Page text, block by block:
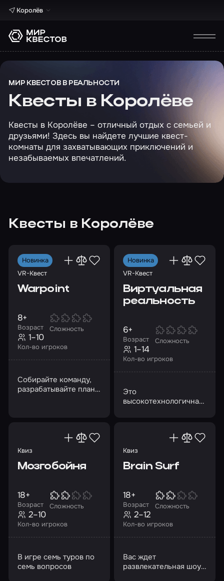
Королёв
МИР КВЕСТОВ В РЕАЛЬНОСТИ
Квесты в Королёве
Квесты в Королёве – отличный отдых с семьей и
друзьями! Здесь вы найдете лучшие квест-
комнаты для захватывающих приключений и
незабываемых впечатлений.
Квесты в Королёве
Новинка
VR-Квест
Warpoint
Возраст
8+
Сложность
Кол-во игроков
1–10
Собирайте команду,
разрабатывайте план
Новинка
VR-Квест
Виртуальная
реальность
Возраст
6+
Сложность
Кол-во игроков
1–14
Это
высокотехнологичная
перенесенная в VR-
пространство
Квиз
Мозгобойня
Возраст
18+
Сложность
Кол-во игроков
2–10
В игре семь туров по
семь вопросов
Квиз
Brain Surf
Возраст
18+
Сложность
Кол-во игроков
2–12
Вас ждет
развлекательная шоу-